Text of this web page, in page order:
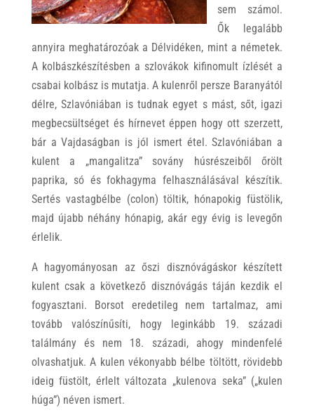
sem számol.
Ők legalább
annyira meghatározóak a Délvidéken, mint a németek.
A kolbászkészítésben a szlovákok kifinomult ízlését a
csabai kolbász is mutatja. A kulenről persze Baranyától
délre, Szlavóniában is tudnak egyet s mást, sőt, igazi
megbecsültséget és hírnevet éppen hogy ott szerzett,
bár a Vajdaságban is jól ismert étel. Szlavóniában a
kulent a „mangalitza” sovány húsrészeiből őrölt
paprika, só és fokhagyma felhasználásával készítik.
Sertés vastagbélbe (colon) töltik, hónapokig füstölik,
majd újabb néhány hónapig, akár egy évig is levegőn
érlelik.
A hagyományosan az őszi disznóvágáskor készített
kulent csak a következő disznóvágás táján kezdik el
fogyasztani. Borsot eredetileg nem tartalmaz, ami
tovább valószínűsíti, hogy leginkább 19. századi
találmány és nem 18. századi, ahogy mindenfelé
olvashatjuk. A kulen vékonyabb bélbe töltött, rövidebb
ideig füstölt, érlelt változata „kulenova seka” („kulen
húga”) néven ismert.